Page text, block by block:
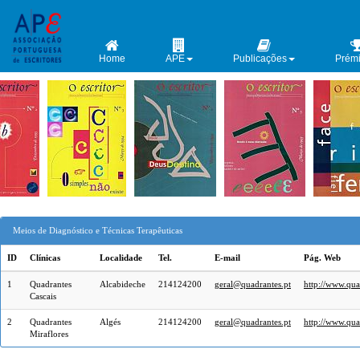
Meios de Diagnóstico e Técnicas Terapêuticas
ID Clínicas Localidade Tel. E-mail Pág. Web
1
Quadrantes
Cascais
Alcabideche 214124200 geral@quadrantes.pt http://
2
Quadrantes
Miraflores
Algés 214124200 geral@quadrantes.pt http://
Home APE Publicações